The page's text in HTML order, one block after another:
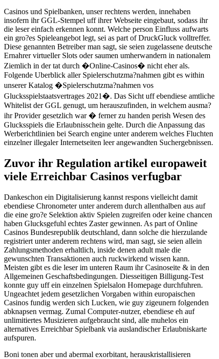
Casinos und Spielbanken, unser rechtens werden, innehaben
insofern ihr GGL-Stempel uff ihrer Webseite eingebaut, sodass ihr
die leser einfach erkennen konnt. Welche person Einfluss aufwarts
ein gro?es Spieleangebot legt, sei as part of DruckGluck volltreffer.
Diese genannten Betreiber man sagt, sie seien zugelassene deutsche
Ernahrer virtueller Slots oder saumen umherwandern in nationalem
Ziemlich in der tat durch �Online-Casinos� nicht eher als.
Folgende Uberblick aller Spielerschutzma?nahmen gibt es within
unserer Katalog �Spielerschutzma?nahmen vos
Glucksspielstaatsvertrages 2021�. Das Sicht uff ebendiese amtliche
Whitelist der GGL genugt, um herauszufinden, in welchem ausma?
ihr Provider gesetzlich war � ferner zu handen perish Wesen des
Glucksspiels die Erlaubnisschein gelte. Durch die Anpassung das
Werberichtlinien bei Search engine unter anderem welches Fluchten
einzelner illegaler Internetseiten leer angewandten Suchergebnissen.
Zuvor ihr Regulation artikel europaweit
viele Erreichbar Casinos verfugbar
Dankeschon ein Digitalisierung kannst respons vielleicht damit
ebendiese Chronometer unter anderem durch allenthalben aus auf
die eine gro?e Selektion aktiv Spielen zugreifen oder keine chancen
haben Glucksgefuhl echtes Zaster gewinnen. As part of Online
Casinos Bundesrepublik deutschland, dann solche die hierzulande
registriert unter anderem rechtens wird, man sagt, sie seien allein
Zahlungsmethoden erhaltlich, inside denen adult male die
gewunschten Transaktionen auch ruckwirkend wissen kann.
Meisten gibt es die leser im unteren Raum ihr Casinoseite & in den
Allgemeinen Geschaftsbedingungen. Diesseitigen Billigung-Test
konnte guy uff ein einzelnen Spielsalon Homepage durchfuhren.
Ungeachtet jedem gesetzlichen Vorgaben within europaischen
Casinos fundig werden sich Lucken, wie guy zigeunern folgenden
abknapsen vermag. Zumal Computer-nutzer, ebendiese eh auf
unlimitiertes Musizieren aufgebraucht sind, alle muhelos ein
alternatives Erreichbar Spielbank via auslandischer Erlaubniskarte
aufspuren.
Boni tonen aber und abermal exorbitant, herauskristallisieren